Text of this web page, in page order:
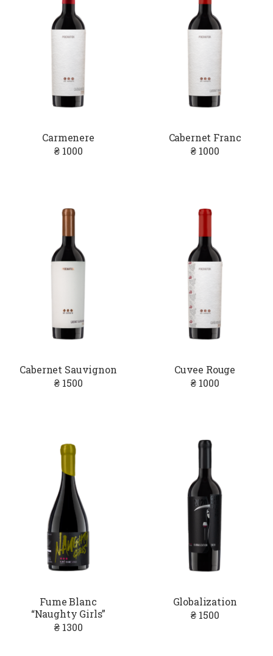
Carmenere
₴ 1000
Cabernet Franc
₴ 1000
Cabernet Sauvignon
₴ 1500
Cuvee Rouge
₴ 1000
Fume Blanc
“Naughty Girls”
₴ 1300
Globalization
₴ 1500